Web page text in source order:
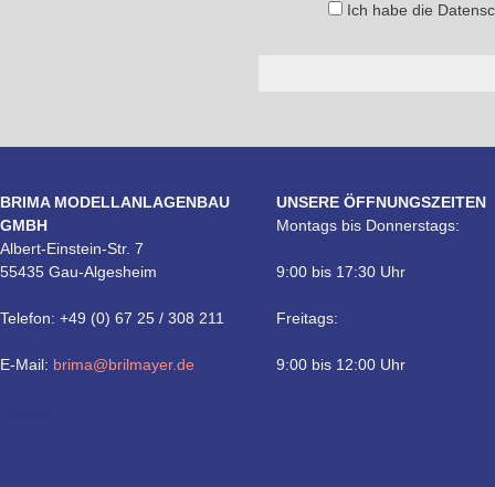
Ich habe die
BRIMA MODELLANLAGENBAU
GMBH
Albert-Einstein-Str. 7
55435 Gau-Algesheim
Telefon: +49 (0) 67 25 / 308 211
E-Mail: brima@brilmayer.de
UNSERE ÖFFNUNGSZEITEN
Montags bis Donnerstags:
9:00 bis 17:30 Uhr
Freitags:
9:00 bis 12:00 Uhr